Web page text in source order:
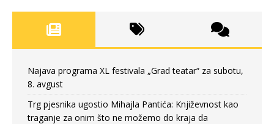
Najava programa XL festivala „Grad teatar“ za subotu,
8. avgust
Trg pjesnika ugostio Mihajla Pantića: Književnost kao
traganje za onim što ne možemo do kraja da